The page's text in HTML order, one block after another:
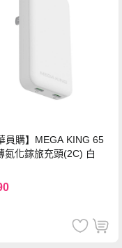
員購】MEGA KING 65
氮化鎵旅充頭(2C) 白